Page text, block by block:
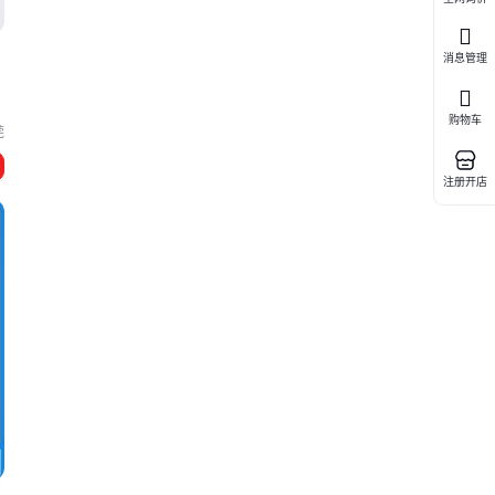
消息管理
购物车
注册开店